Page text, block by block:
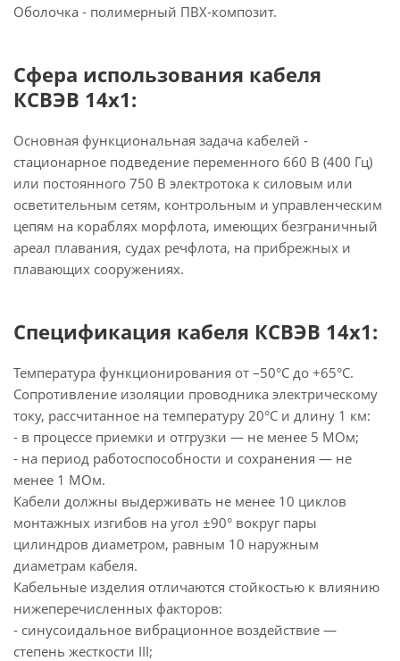
Оболочка - полимерный ПВХ-композит.
Сфера использования кабеля
КСВЭВ 14х1:
Основная функциональная задача кабелей -
стационарное подведение переменного 660 В (400 Гц)
или постоянного 750 В электротока к силовым или
осветительным сетям, контрольным и управленческим
цепям на кораблях морфлота, имеющих безграничный
ареал плавания, судах речфлота, на прибрежных и
плавающих сооружениях.
Спецификация кабеля КСВЭВ 14х1:
Температура функционирования от –50°С до +65°С.
Сопротивление изоляции проводника электрическому
току, рассчитанное на температуру 20°С и длину 1 км:
- в процессе приемки и отгрузки — не менее 5 МОм;
- на период работоспособности и сохранения — не
менее 1 МОм.
Кабели должны выдерживать не менее 10 циклов
монтажных изгибов на угол ±90° вокруг пары
цилиндров диаметром, равным 10 наружным
диаметрам кабеля.
Кабельные изделия отличаются стойкостью к влиянию
нижеперечисленных факторов:
- синусоидальное вибрационное воздействие —
степень жесткости ІІІ;